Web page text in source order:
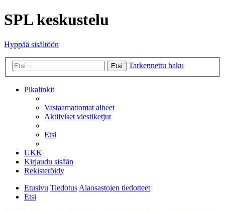
SPL keskustelu
Hyppää sisältöön
Etsi Tarkennettu haku
Pikalinkit
Vastaamattomat aiheet
Aktiiviset viestiketjut
Etsi
UKK
Kirjaudu sisään
Rekisteröidy
Etusivu TiedotusAlaosastojen tiedotteet
Etsi